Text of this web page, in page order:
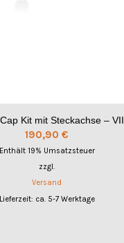
Kit mit Steckachse – VII
190,90€
Enthält 19% Umsatzsteuer
zzgl.
Versand
Lieferzeit: ca. 5-7 Werktage